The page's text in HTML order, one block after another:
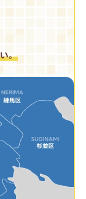
。